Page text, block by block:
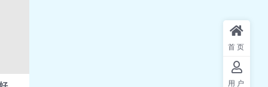
首页
用户